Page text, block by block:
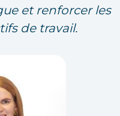
et renforcer les
de travail.